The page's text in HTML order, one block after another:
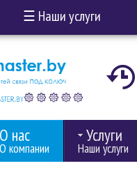
☰ Наши услуги
О нас
О компании
Услуги
Наши услуги